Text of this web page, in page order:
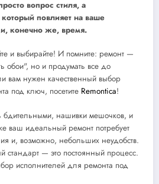
вопрос стиля, а
повлияет на ваше
конечно же, время.
и выбирайте! И помните: ремонт —
обои", но и продумать все до
вам нужен качественный выбор
под ключ, посетите Remontica!
бдительными, нашивки мешочков, и
ваш идеальный ремонт потребует
и, возможно, небольших неудобств.
стандарт — это постоянный процесс.
исполнителей для ремонта под